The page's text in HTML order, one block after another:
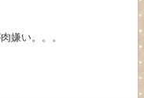
嫌い。。。